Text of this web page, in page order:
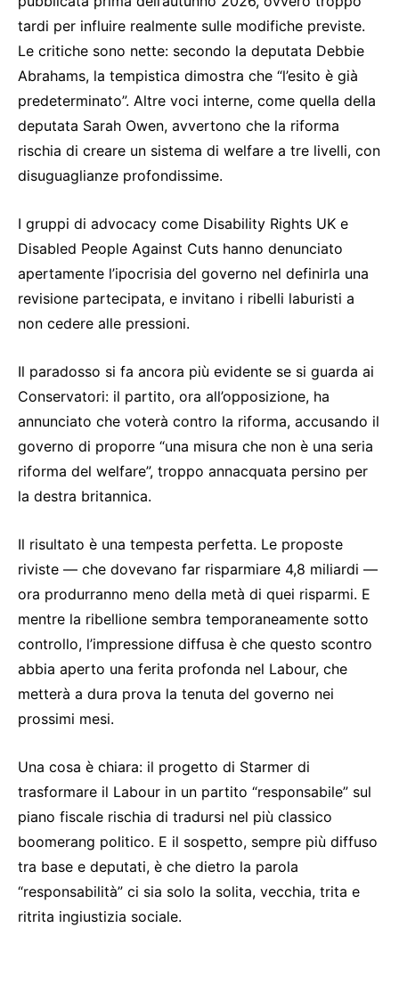
tardi per influire realmente sulle modifiche previste.
Le critiche sono nette: secondo la deputata Debbie
Abrahams, la tempistica dimostra che “l’esito è già
predeterminato”. Altre voci interne, come quella della
deputata Sarah Owen, avvertono che la riforma
rischia di creare un sistema di welfare a tre livelli, con
disuguaglianze profondissime.
I gruppi di advocacy come Disability Rights UK e
Disabled People Against Cuts hanno denunciato
apertamente l’ipocrisia del governo nel definirla una
revisione partecipata, e invitano i ribelli laburisti a
non cedere alle pressioni.
Il paradosso si fa ancora più evidente se si guarda ai
Conservatori: il partito, ora all’opposizione, ha
annunciato che voterà contro la riforma, accusando il
governo di proporre “una misura che non è una seria
riforma del welfare”, troppo annacquata persino per
la destra britannica.
Il risultato è una tempesta perfetta. Le proposte
riviste — che dovevano far risparmiare 4,8 miliardi —
ora produrranno meno della metà di quei risparmi. E
mentre la ribellione sembra temporaneamente sotto
controllo, l’impressione diffusa è che questo scontro
abbia aperto una ferita profonda nel Labour, che
metterà a dura prova la tenuta del governo nei
prossimi mesi.
Una cosa è chiara: il progetto di Starmer di
trasformare il Labour in un partito “responsabile” sul
piano fiscale rischia di tradursi nel più classico
boomerang politico. E il sospetto, sempre più diffuso
tra base e deputati, è che dietro la parola
“responsabilità” ci sia solo la solita, vecchia, trita e
ritrita ingiustizia sociale.